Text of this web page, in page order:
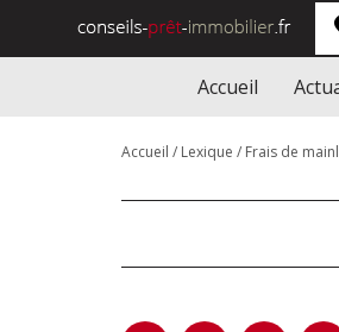
Accueil
Accueil / Lexique / Frais de